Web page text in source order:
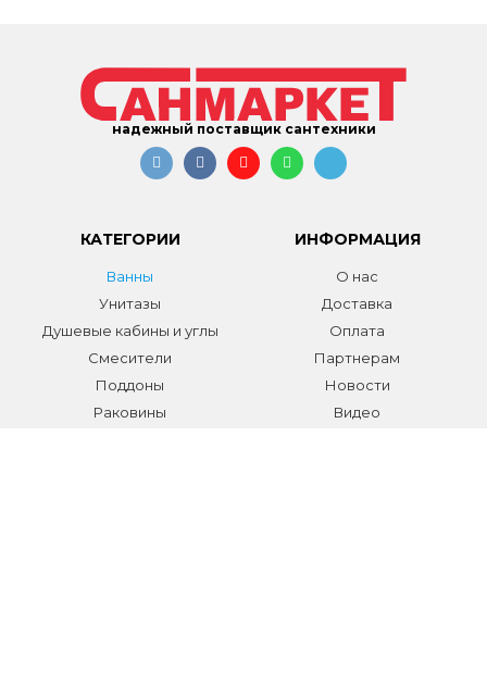
надежный поставщик сантехники
КАТЕГОРИИ
Ванны
Унитазы
Душевые кабины и углы
Смесители
Поддоны
Раковины
ИНФОРМАЦИЯ
О нас
Доставка
Оплата
Партнерам
Новости
Видео